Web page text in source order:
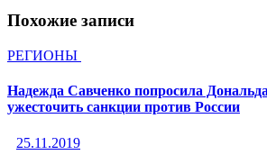
Похожие записи
РЕГИОНЫ
Надежда Савченко попросила
ужесточить санкции против России
25.11.2019